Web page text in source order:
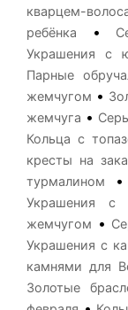
кварцем-
ребёнка
•
Украшения с
Парные
жемчугом •
жемчуга •
Кольца с
кресты на
турмалином
•
Украшения с
жемчугом •
Украшения с
камнями для
Золотые